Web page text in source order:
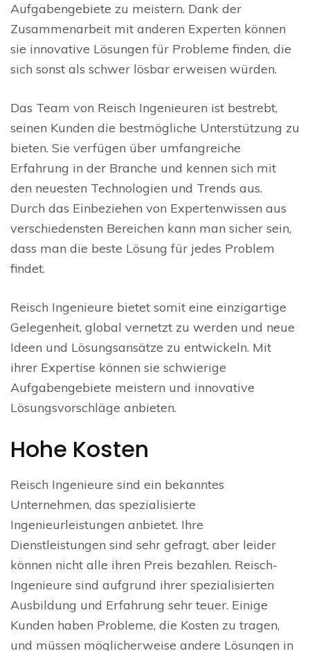
Aufgabengebiete zu meistern. Dank der
Zusammenarbeit mit anderen Experten können
sie innovative Lösungen für Probleme finden, die
sich sonst als schwer lösbar erweisen würden.
Das Team von Reisch Ingenieuren ist bestrebt,
seinen Kunden die bestmögliche Unterstützung zu
bieten. Sie verfügen über umfangreiche
Erfahrung in der Branche und kennen sich mit
den neuesten Technologien und Trends aus.
Durch das Einbeziehen von Expertenwissen aus
verschiedensten Bereichen kann man sicher sein,
dass man die beste Lösung für jedes Problem
findet.
Reisch Ingenieure bietet somit eine einzigartige
Gelegenheit, global vernetzt zu werden und neue
Ideen und Lösungsansätze zu entwickeln. Mit
ihrer Expertise können sie schwierige
Aufgabengebiete meistern und innovative
Lösungsvorschläge anbieten.
Hohe Kosten
Reisch Ingenieure sind ein bekanntes
Unternehmen, das spezialisierte
Ingenieurleistungen anbietet. Ihre
Dienstleistungen sind sehr gefragt, aber leider
können nicht alle ihren Preis bezahlen. Reisch-
Ingenieure sind aufgrund ihrer spezialisierten
Ausbildung und Erfahrung sehr teuer. Einige
Kunden haben Probleme, die Kosten zu tragen,
und müssen möglicherweise andere Lösungen in